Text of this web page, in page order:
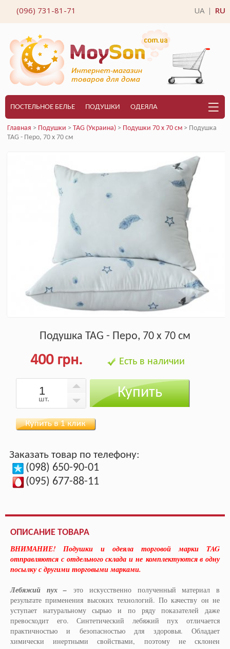
(096) 731-81-71 UA RU
ПОСТЕЛЬНОЕ БЕЛЬЕ ПОДУШКИ ОДЕЯЛА
Главная > Подушки > TAG (Украина) > Подушки 70 x 70 см > Подушка
TAG - Перо, 70 х 70 см
Подушка TAG - Перо, 70 х 70 см
400 грн. Есть в наличии
шт. Купить
Заказать товар по телефону:
(098) 650-90-01
(095) 677-88-11
ОПИСАНИЕ ТОВАРА
ВНИМАНИЕ! Подушки и одеяла торговой марки TAG
отправляются с отдельного склада и не комплектуются в одну
посылку с другими торговыми марками.
Лебяжий пух – это искусственно полученный материал в
результате применения высоких технологий. По качеству он не
уступает натуральному сырью и по ряду показателей даже
превосходит его. Синтетический лебяжий пух отличается
практичностью и безопасностью для здоровья. Обладает
химически инертными свойствами, поэтому не склонен